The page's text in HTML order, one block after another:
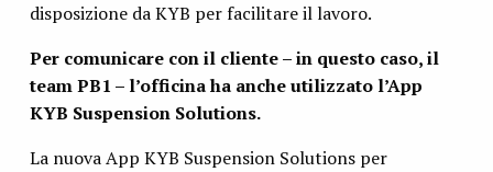
disposizione da KYB per facilitare il lavoro.
Per comunicare con il cliente – in questo caso, il
team PB1 – l’officina ha anche utilizzato l’App
KYB Suspension Solutions.
La nuova App KYB Suspension Solutions per